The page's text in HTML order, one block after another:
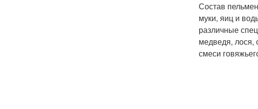
Состав
муки, яиц и
различные
медведя, лося,
смеси